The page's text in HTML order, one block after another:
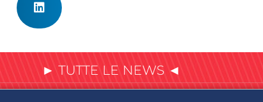
► TUTTE LE NEWS ◄